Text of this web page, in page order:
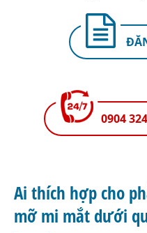
0904
Ai thích hợp cho
mỡ mi mắt dưới